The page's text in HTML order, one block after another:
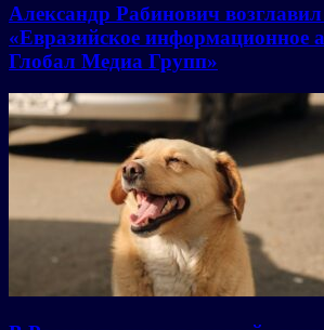
Александр Рабинович
«Евразийское информационное
Глобал Медиа Групп»